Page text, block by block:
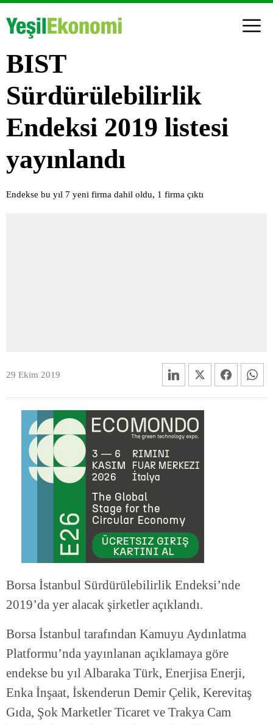
BIST
Sürdürülebilirlik
Endeksi 2019 listesi
yayınlandı
Endekse bu yıl 7 yeni firma dahil oldu, 1 firma çıktı
29 Ekim 2019
Borsa İstanbul Sürdürülebilirlik Endeksi’nde
2019’da yer alacak şirketler açıklandı.
Borsa İstanbul tarafından Kamuyu Aydınlatma
Platformu’nda yayınlanan açıklamaya göre
endekse bu yıl Albaraka Türk, Enerjisa Enerji,
Enka İnşaat, İskenderun Demir Çelik, Kerevitaş
Gıda, Şok Marketler Ticaret ve Trakya Cam